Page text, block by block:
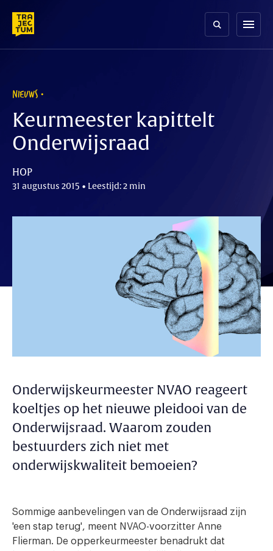
content
menu
NIEUWS
Keurmeester kapittelt
Onderwijsraad
HOP
31 augustus 2015 • Leestijd: 2 min
Onderwijskeurmeester NVAO reageert
koeltjes op het nieuwe pleidooi van de
Onderwijsraad. Waarom zouden
bestuurders zich niet met
onderwijskwaliteit bemoeien?
Sommige aanbevelingen van de Onderwijsraad zijn
'een stap terug', meent NVAO-voorzitter Anne
Flierman. De opperkeurmeester benadrukt dat